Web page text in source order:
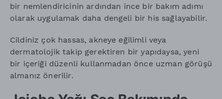
bir nemlendiricinin ardından ince bir bakım adımı
olarak uygulamak daha dengeli bir his sağlayabilir.
Cildiniz çok hassas, akneye eğilimli veya
dermatolojik takip gerektiren bir yapıdaysa, yeni
bir içeriği düzenli kullanmadan önce uzman görüşü
almanız önerilir.